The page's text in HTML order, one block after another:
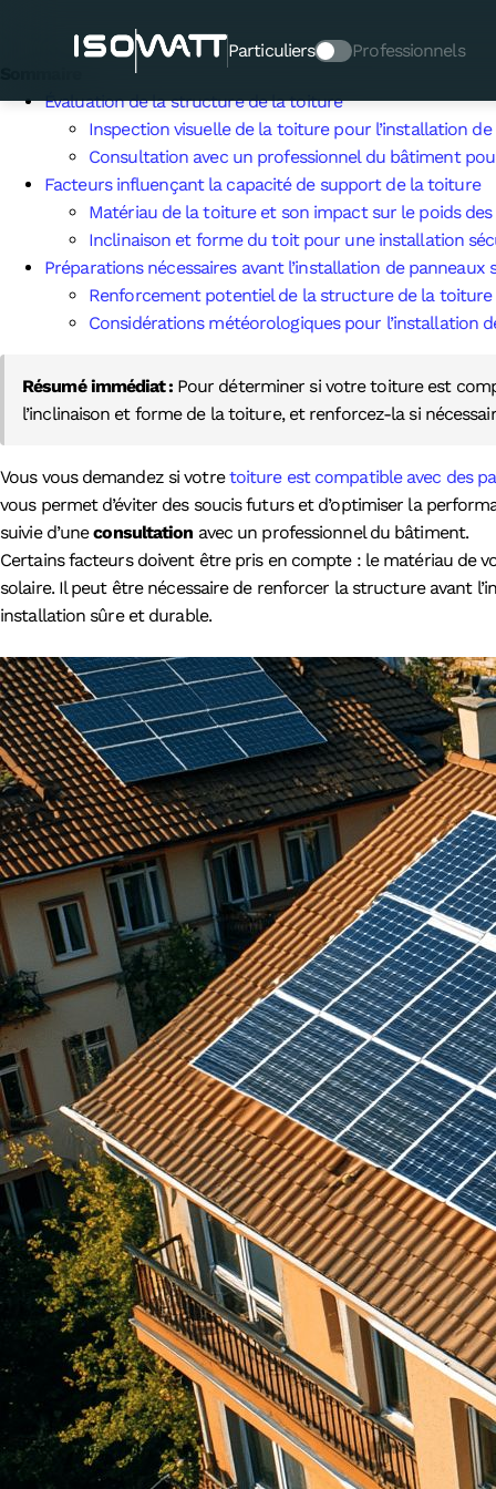
Particuliers Professionnels
Comment savoir si ma
Évaluation de la structure de la toiture
Inspection visuelle de la toiture pour l’installation
Consultation avec un professionnel du bâtiment
Facteurs influençant la capacité de support de la toiture
Matériau de la toiture et son impact sur le poids des
Inclinaison et forme du toit pour une installation
Préparations nécessaires avant l’installation de panneaux
Renforcement potentiel de la structure de la
Considérations météorologiques pour l’installation
Résumé immédiat : Pour déterminer si votre toiture est
l’inclinaison et forme de la toiture, et renforcez-la si
Vous vous demandez si votretoiture est compatible avec des
vous permet d’éviter des soucis futurs et d’optimiser la
suivie d’uneconsultation avec un professionnel du bâtiment.
Certains facteurs doivent être pris en compte : le matériau de
solaire. Il peut être nécessaire de renforcer la structure avant
installation sûre et durable.